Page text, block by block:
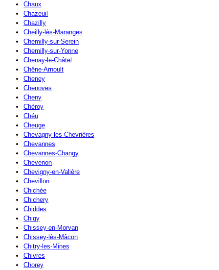
Chaux
Chazeuil
Chazilly
Cheilly-lès-Maranges
Chemilly-sur-Serein
Chemilly-sur-Yonne
Chenay-le-Châtel
Chêne-Arnoult
Cheney
Chenoves
Cheny
Chéroy
Chéu
Cheuge
Chevagny-les-Chevrières
Chevannes
Chevannes-Changy
Chevenon
Chevigny-en-Valière
Chevillon
Chichée
Chichery
Chiddes
Chigy
Chissey-en-Morvan
Chissey-lès-Mâcon
Chitry-les-Mines
Chivres
Chorey